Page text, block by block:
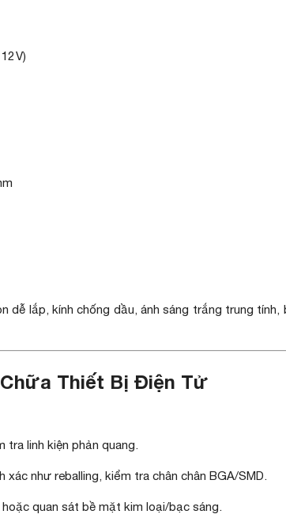
V)
dễ lắp, kính chống dầu, ánh sáng trắng trung tính,
Thiết Bị Điện Tử
tra linh kiện phản quang.
như reballing, kiểm tra chân chân BGA/SMD.
quan sát bề mặt kim loại/bạc sáng.